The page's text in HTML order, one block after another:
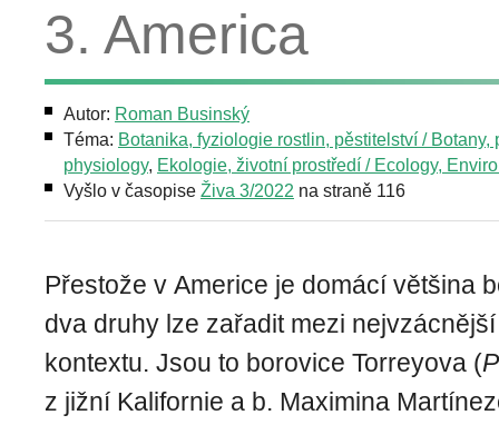
3. America
Autor: Roman Businský
Téma: Botanika, fyziologie rostlin, pěstitelství / Botany,
physiology, Ekologie, životní prostředí / Ecology,
Vyšlo v časopise Živa 3/2022 na straně 116
Přestože v Americe je domácí většina
dva druhy lze zařadit mezi
kontextu. Jsou to borovice Torreyova (
z jižní Kalifornie a b. Maximina